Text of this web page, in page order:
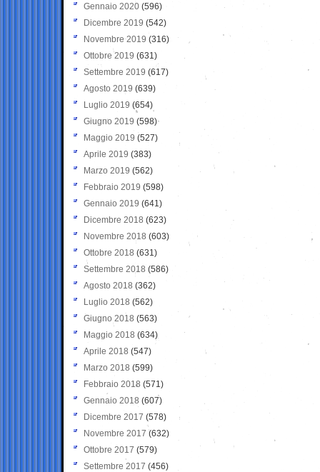
Gennaio 2020 (596)
Dicembre 2019 (542)
Novembre 2019 (316)
Ottobre 2019 (631)
Settembre 2019 (617)
Agosto 2019 (639)
Luglio 2019 (654)
Giugno 2019 (598)
Maggio 2019 (527)
Aprile 2019 (383)
Marzo 2019 (562)
Febbraio 2019 (598)
Gennaio 2019 (641)
Dicembre 2018 (623)
Novembre 2018 (603)
Ottobre 2018 (631)
Settembre 2018 (586)
Agosto 2018 (362)
Luglio 2018 (562)
Giugno 2018 (563)
Maggio 2018 (634)
Aprile 2018 (547)
Marzo 2018 (599)
Febbraio 2018 (571)
Gennaio 2018 (607)
Dicembre 2017 (578)
Novembre 2017 (632)
Ottobre 2017 (579)
Settembre 2017 (456)